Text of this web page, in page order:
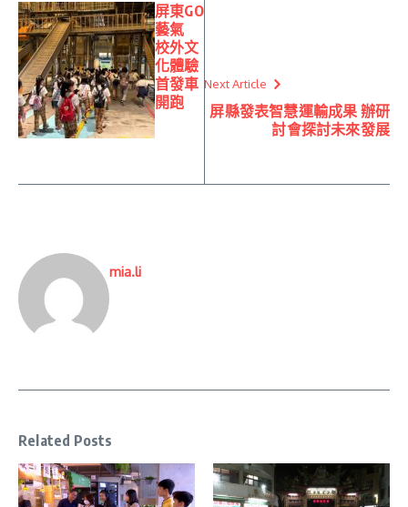
屏東GO
藝氣
校外文
化體驗
首發車
開跑
Next Article
屏縣發表智慧運輸成果 辦研
討會探討未來發展
mia.li
Related Posts